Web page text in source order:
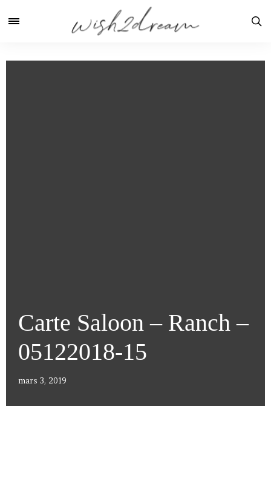
Carte Saloon – Ranch –
05122018-15
mars 3, 2019